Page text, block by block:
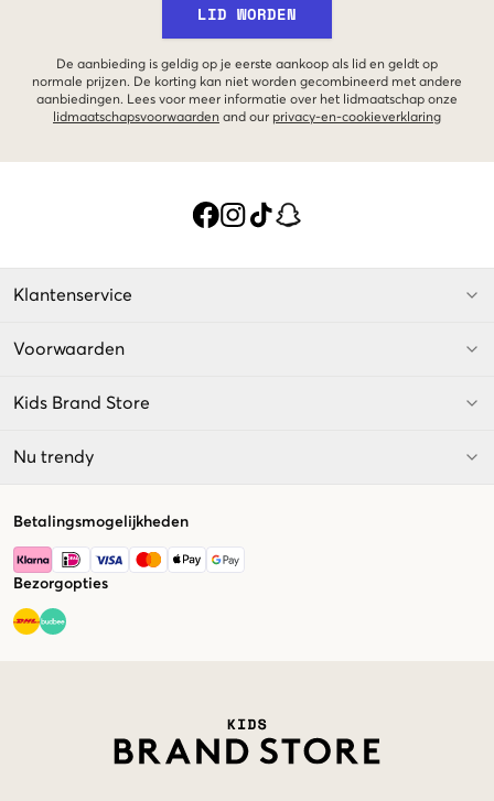
LID WORDEN
De aanbieding is geldig op je eerste aankoop als lid en geldt op
normale prijzen. De korting kan niet worden gecombineerd met andere
aanbiedingen. Lees voor meer informatie over het lidmaatschap onze
lidmaatschapsvoorwaarden and our privacy-en-cookieverklaring
Klantenservice
Voorwaarden
Kids Brand Store
Nu trendy
Betalingsmogelijkheden
Bezorgopties